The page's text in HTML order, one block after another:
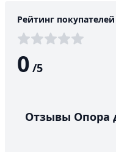
Рейтинг покупателей
0 /5
Отзывы Опора